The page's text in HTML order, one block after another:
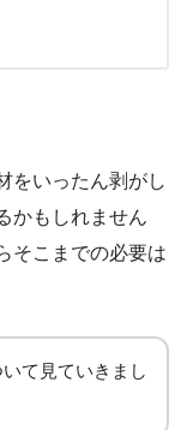
をいったん剥がし
かもしれません
そこまでの必要は
て見ていきまし